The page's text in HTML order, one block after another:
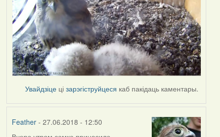
Увайдзіце цізарэгіструйцеся каб пакідаць каментары.
Feather- 27.06.2018 - 12:50